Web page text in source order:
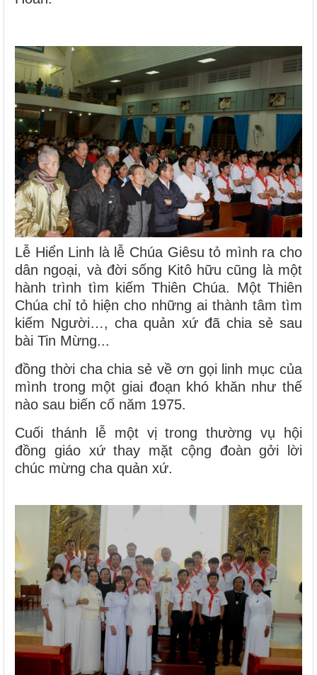
Lễ Hiển Linh là lễ Chúa Giêsu tỏ mình ra cho
dân ngoại, và đời sống Kitô hữu cũng là một
hành trình tìm kiếm Thiên Chúa. Một Thiên
Chúa chỉ tỏ hiện cho những ai thành tâm tìm
kiếm Người…, cha quản xứ đã chia sẻ sau
bài Tin Mừng...
đồng thời cha chia sẻ về ơn gọi linh mục của
mình trong một giai đoạn khó khăn như thế
nào sau biến cố năm 1975.
Cuối thánh lễ một vị trong thường vụ hội
đồng giáo xứ thay mặt cộng đoàn gởi lời
chúc mừng cha quản xứ.